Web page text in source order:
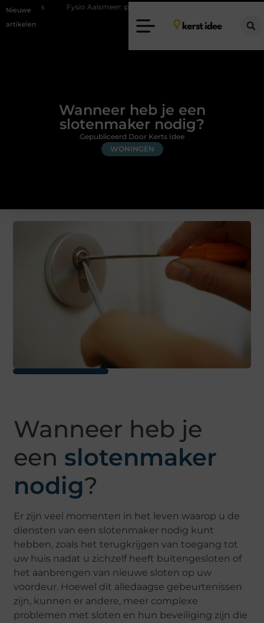
Nieuwe
artikelen
Fysio Aalsmeer: professionele hulp bij pijn en bewegingsklachten
Wanneer heb je een
slotenmaker nodig?
WONINGEN
Gepubliceerd Door Kerts Idee
Wanneer heb je
een slotenmaker
nodig?
Er zijn veel momenten in het leven waarop u de
diensten van een slotenmaker nodig kunt
hebben, zoals het terugkrijgen van toegang tot
uw huis nadat u zichzelf heeft buitengesloten of
het aanbrengen van nieuwe sloten op uw
voordeur. Hoewel dit alledaagse gebeurtenissen
zijn, kunnen er andere, meer complexe
problemen met sloten en hun beveiliging zijn die